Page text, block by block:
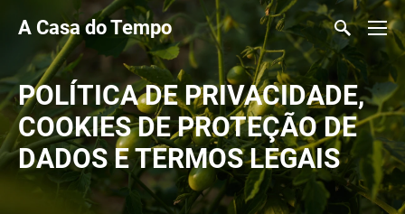
A Casa do Tempo
POLÍTICA DE PRIVACIDADE,
COOKIES DE PROTEÇÃO DE
DADOSE TERMOS LEGAIS